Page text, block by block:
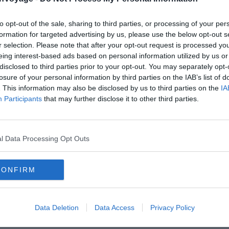
opt-out of the sale, sharing to third parties, or processing of your
for targeted advertising by us, please use the below opt-out
selection. Please note that after your opt-out request is processed
interest-based ads based on personal information utilized by us
to third parties prior to your opt-out. You may separately
of your personal information by third parties on the IAB’s list of
This information may also be disclosed by us to third parties on the
Participants that may further disclose it to other third parties.
Data Processing Opt Outs
Data Deletion Data Access Privacy Policy
ville deBalatonfüred, idéale pour goûter à ce qui fait
! En effet, Balatonfüred est dotée de 7
ainsi que des spas.
balnéaires, notamment la ville deSiofok. C’est
de hongrois s’y rendent le weekend.
de se baigner dans le Lac Balaton, l’eau y est
peuvent parfois atteindre les 35 degrés.
en bateau, notamment au départ de Tihany ou
voiture. Cependant, faire le tour du lac en voiture
de voir du pays: il faut compter environ 250